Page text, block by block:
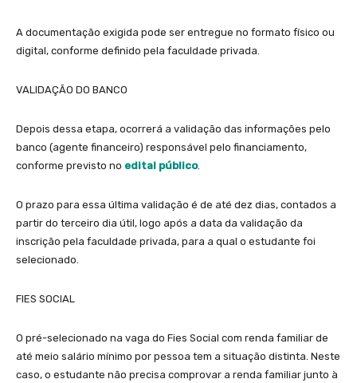
A documentação exigida pode ser entregue no formato físico ou
digital, conforme definido pela faculdade privada.
VALIDAÇÃO DO BANCO
Depois dessa etapa, ocorrerá a validação das informações pelo
banco (agente financeiro) responsável pelo financiamento,
conforme previsto no edital público.
O prazo para essa última validação é de até dez dias, contados a
partir do terceiro dia útil, logo após a data da validação da
inscrição pela faculdade privada, para a qual o estudante foi
selecionado.
FIES SOCIAL
O pré-selecionado na vaga do Fies Social com renda familiar de
até meio salário mínimo por pessoa tem a situação distinta. Neste
caso, o estudante não precisa comprovar a renda familiar junto à